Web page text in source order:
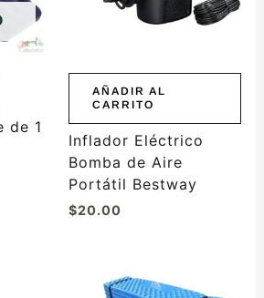
de 1
AÑADIR AL
CARRITO
Inflador Eléctrico
Bomba de Aire
Portátil Bestway
$20.00